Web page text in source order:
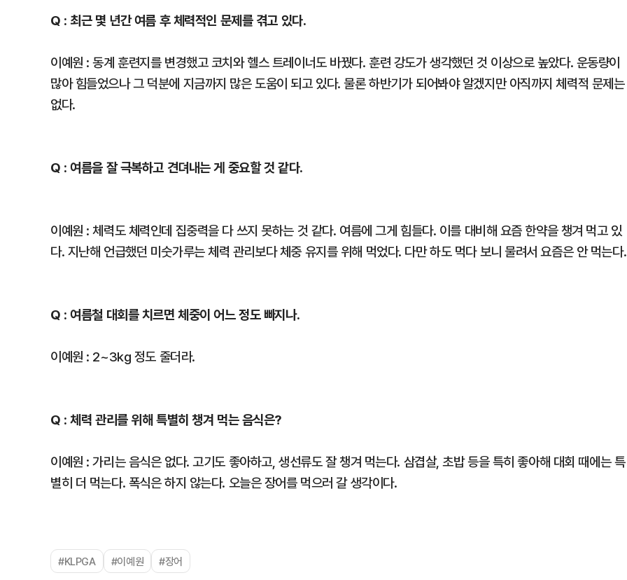
Q : 최근 몇 년간 여름 후 체력적인 문제를 겪고 있다.
이예원 : 동계 훈련지를 변경했고 코치와 헬스 트레이너도 바꿨다. 훈련 강도가 생각했던 것 이상으로 높았다. 운동량이
많아 힘들었으나 그 덕분에 지금까지 많은 도움이 되고 있다. 물론 하반기가 되어봐야 알겠지만 아직까지 체력적 문제는
없다.
Q : 여름을 잘 극복하고 견뎌내는 게 중요할 것 같다.
이예원 : 체력도 체력인데 집중력을 다 쓰지 못하는 것 같다. 여름에 그게 힘들다. 이를 대비해 요즘 한약을 챙겨 먹고 있
다. 지난해 언급했던 미숫가루는 체력 관리보다 체중 유지를 위해 먹었다. 다만 하도 먹다 보니 물려서 요즘은 안 먹는다.
Q : 여름철 대회를 치르면 체중이 어느 정도 빠지나.
이예원 : 2~3kg 정도 줄더라.
Q : 체력 관리를 위해 특별히 챙겨 먹는 음식은?
이예원 : 가리는 음식은 없다. 고기도 좋아하고, 생선류도 잘 챙겨 먹는다. 삼겹살, 초밥 등을 특히 좋아해 대회 때에는 특
별히 더 먹는다. 폭식은 하지 않는다. 오늘은 장어를 먹으러 갈 생각이다.
#KLPGA #이예원 #장어